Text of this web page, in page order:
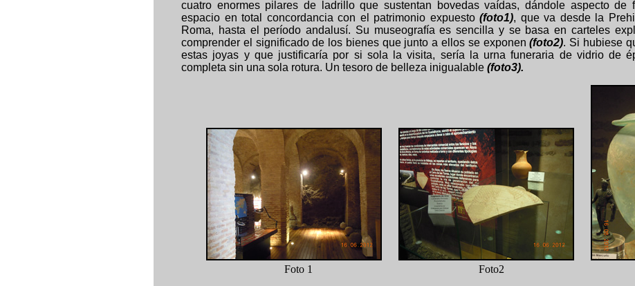
cuatro enormes pilares de ladrillo que sustentan bovedas vaídas, dándole aspecto de
espacio en total concordancia con el patrimonio expuesto (foto1), que va desde la
Roma, hasta el período andalusí. Su museografía es sencilla y se basa en carteles
comprender el significado de los bienes que junto a ellos se exponen(foto2). Si hubiese
estas joyas y que justificaría por si sola la visita, sería la urna funeraria de vidrio de
completa sin una sola rotura. Un tesoro de belleza inigualable (foto3).
Foto 1 Foto2